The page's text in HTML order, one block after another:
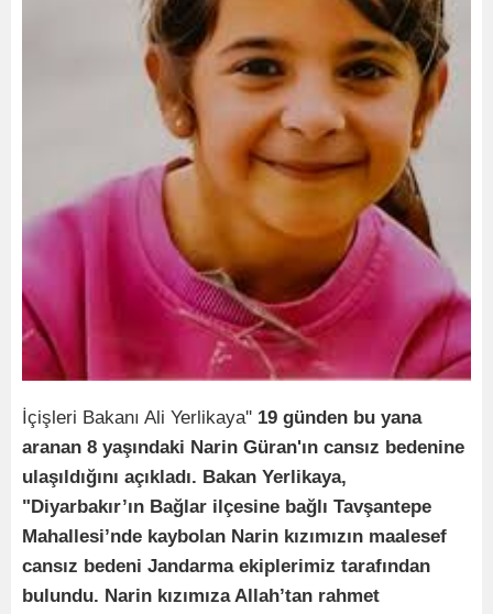
İçişleri Bakanı Ali Yerlikaya'' 19 günden bu yana
aranan 8 yaşındaki Narin Güran'ın cansız bedenine
ulaşıldığını açıkladı. Bakan Yerlikaya,
"Diyarbakır’ın Bağlar ilçesine bağlı Tavşantepe
Mahallesi’nde kaybolan Narin kızımızın maalesef
cansız bedeni Jandarma ekiplerimiz tarafından
bulundu. Narin kızımıza Allah’tan rahmet